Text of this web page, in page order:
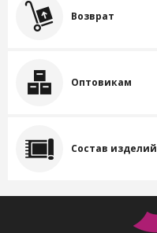
Возврат
Оптовикам
Состав изделий